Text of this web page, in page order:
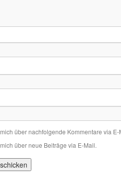
über nachfolgende Kommentare via E-
über neue Beiträge via E-Mail.